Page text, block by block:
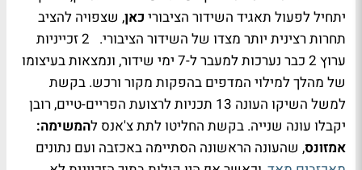
יתחיל לפעול תאגיד השידור הציבורי כאן, שצפויה להציב
תחרות רצינית יותר מצדו של השידור הציבורי. 2 זכייניות
ערוץ 2 כבר נערכות למעבר ל-7 ימי שידור, ונמצאות בעיצומו
של מהלך למילוי המדפים בהפקות מקור ורכש. בקשת
למשל השיקו העונה 13 תכניות לרצועת הפריים-טיים, רובן
יקבלו עונה שנייה. בקשת החליטו לתת צ'אנס להמשימה:
אמזונס, שהעונה הראשונה הסתיימה באכזבה ועם נתונים